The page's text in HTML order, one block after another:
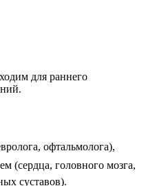
для раннего
офтальмолога),
(сердца, головного мозга,
суставов).